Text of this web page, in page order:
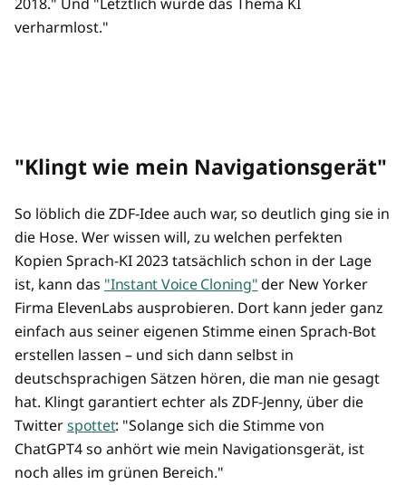
verharmlost."
"Klingt wie mein Navigationsgerät"
So löblich die ZDF-Idee auch war, so deutlich ging sie in
die Hose. Wer wissen will, zu welchen perfekten
Kopien Sprach-KI 2023 tatsächlich schon in der Lage
ist, kann das "Instant Voice Cloning"der New Yorker
Firma ElevenLabs ausprobieren. Dort kann jeder ganz
einfach aus seiner eigenen Stimme einen Sprach-Bot
erstellen lassen – und sich dann selbst in
deutschsprachigen Sätzen hören, die man nie gesagt
hat. Klingt garantiert echter als ZDF-Jenny, über die
Twitterspottet: "Solange sich die Stimme von
ChatGPT4 so anhört wie mein Navigationsgerät, ist
noch alles im grünen Bereich."